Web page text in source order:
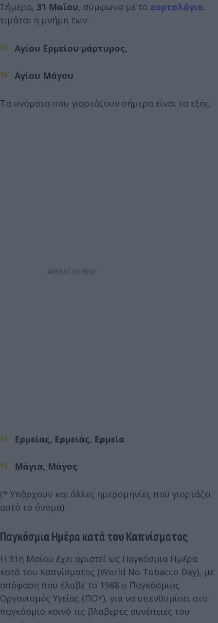
Σήμερα, 31 Μαΐου, σύμφωνα με το εορτολόγιο,
τιμάται η μνήμη των:
Αγίου Ερμείου μάρτυρος,
Αγίου Μάγου
Τα ονόματα που γιορτάζουν σήμερα είναι τα εξής:
Ερμείας, Ερμειάς, Ερμεία
Μάγια, Μάγος
(* Υπάρχουν και άλλες ημερομηνίες που γιορτάζει
αυτό το όνομα).
Παγκόσμια Ημέρα κατά του Καπνίσματος
Η 31η Μαΐου έχει οριστεί ως Παγκόσμια Ημέρα
κατά του Καπνίσματος (World No Tobacco Day), με
απόφαση που έλαβε το 1988 ο Παγκόσμιος
Οργανισμός Υγείας (ΠΟΥ), για να υπενθυμίσει στο
παγκόσμιο κοινό τις βλαβερές συνέπειες του